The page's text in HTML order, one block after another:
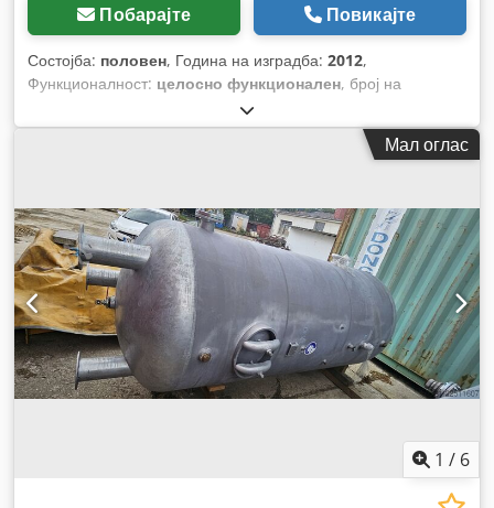
Побарајте Повикајте
Состојба: половен, Година на изградба: 2012,
Функционалност: целосно функционален, број на
Мал оглас
1 / 6